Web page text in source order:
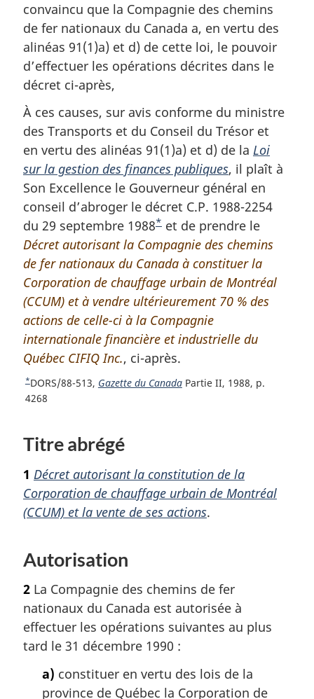
convaincu que la Compagnie des chemins
de fer nationaux du Canada a, en vertu des
alinéas 91(1)a) et d) de cette loi, le pouvoir
d’effectuer les opérations décrites dans le
décret ci-après,
À ces causes, sur avis conforme du ministre
des Transports et du Conseil du Trésor et
en vertu des alinéas 91(1)a) et d) de la Loi
sur la gestion des finances publiques, il plaît à
Son Excellence le Gouverneur général en
conseil d’abroger le décret C.P. 1988-2254
du 29 septembre 1988N
o
t
e
d
e
b
a
g
e
* et de prendre le
Décret autorisant la Compagnie des chemins
de fer nationaux du Canada à constituer la
Corporation de chauffage urbain de Montréal
(CCUM) et à vendre ultérieurement 70 % des
actions de celle-ci à la Compagnie
internationale financière et industrielle du
Québec CIFIQ Inc., ci-après.
R
e
à
l
a
r
f
é
r
n
c
e
*DORS/88-513, Gazette du CanadaPartie II, 1988, p.
4268
Titre abrégé
1 Décret autorisant la constitution de la
Corporation de chauffage urbain de Montréal
(CCUM) et la vente de ses actions.
Autorisation
2 La Compagnie des chemins de fer
nationaux du Canada est autorisée à
effectuer les opérations suivantes au plus
tard le 31 décembre 1990 :
a) constituer en vertu des lois de la
province de Québec la Corporation de